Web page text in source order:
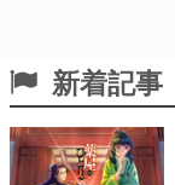
新着記事